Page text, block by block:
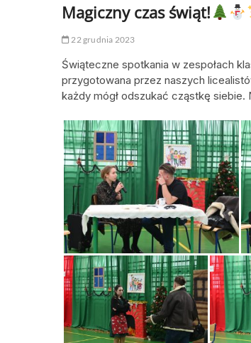
Magiczny czas świąt!
22 grudnia 2023
Świąteczne spotkania w zespołach
przygotowana przez naszych
każdy mógł odszukać cząstkę